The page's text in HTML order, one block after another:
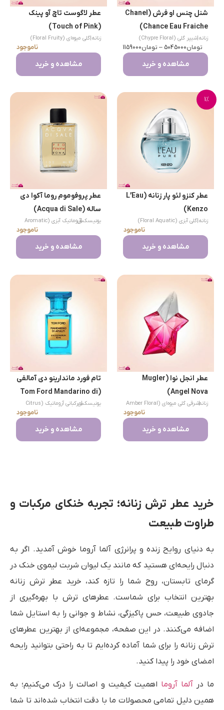
شنل چنس او فرش (Chanel
Chance Eau Fraiche)
زنانه شیپر گلی (Chypre Floral)
تومان5045000
– تومان1159000
مشاهده و خرید
عطر لاگوست تاچ آو پینک
(Touch of Pink)
زنانه گلی میوه‌ای (Floral Fruity)
ناموجود
مشاهده و خرید
1%
عطر کنزو لئو پار زنانه (L’Eau
Kenzo)
زنانه گلی آبزی (Floral Aquatic)
ناموجود
مشاهده و خرید
عطر پروفوموم روما آکوا دی
ساله (Acqua di Sale)
یونیسکس
|
آروماتیک آبزی (Aromatic
ناموجود
مشاهده و خرید
عطر انجل نوا (Mugler
Angel Nova)
زنانه
|
شرقی گلی میوه‌ای (Amber Floral
ناموجود
مشاهده و خرید
تام فورد ماندارینو دی آمالفی
(Tom Ford Mandarino di
Amalfi)
یونیسکس
|
مرکباتی آروماتیک (Citrus
ناموجود
مشاهده و خرید
خرید عطر ترش زنانه؛ تجربه خنکای مرکبات و
طراوت طبیعت
به دنیای روایح زنده و پرانرژی آلما آروما خوش آمدید. اگر به
دنبال رایحه‌ای هستید که مانند یک لیوان شربت لیموی خنک در
گرمای تابستان، روح شما را تازه کند، خرید عطر ترش زنانه
بهترین انتخاب برای شماست. عطرهای ترش با بهره‌گیری از
جادوی طبیعت، حس پاکیزگی، نشاط و جوانی را به استایل شما
اضافه می‌کنند. در این صفحه، مجموعه‌ای از بهترین عطرهای
ترش زنانه را برای شما آماده کرده‌ایم تا به راحتی بتوانید رایحه
امضای خود را پیدا کنید.
ما در آلما آروما اهمیت کیفیت و اصالت را درک می‌کنیم؛ به
همین دلیل تمامی محصولات ما با دقت انتخاب شده‌اند تا شما